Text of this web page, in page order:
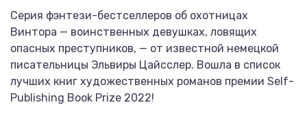
Серия фэнтези-бестселлеров об охотницах
Винтора — воинственных девушках, ловящих
опасных преступников, — от известной немецкой
писательницы Эльвиры Цайсслер. Вошла в список
лучших книг художественных романов премии Self-
Publishing Book Prize 2022!